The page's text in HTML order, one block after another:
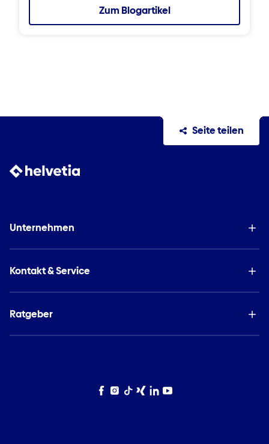
Zum Blogartikel
Seite teilen
Unternehmen
Kontakt & Service
Ratgeber
Facebook
Instagram
TikTokXingLinkedIn
YouTube